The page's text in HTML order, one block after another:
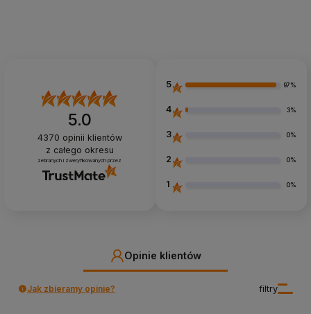
5.0
4370 opinii klientów
z całego okresu
zebranych i zweryfikowanych przez
5 97%
4 3%
3 0%
2 0%
1 0%
Opinie klientów
filtry
Jak zbieramy opinie?